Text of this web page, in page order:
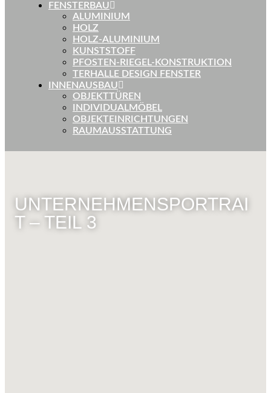
FENSTERBAU
ALUMINIUM
HOLZ
HOLZ-ALUMINIUM
KUNSTSTOFF
PFOSTEN-RIEGEL-KONSTRUKTION
TERHALLE DESIGN FENSTER
INNENAUSBAU
OBJEKTTÜREN
INDIVIDUALMÖBEL
OBJEKTEINRICHTUNGEN
RAUMAUSSTATTUNG
UNTERNEHMENSPORTRAI
T – TEIL 3